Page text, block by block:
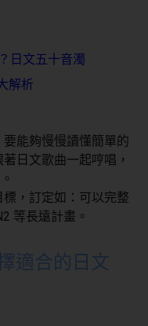
日文五十音濁
解析
能夠慢慢讀懂簡單的
日文歌曲一起哼唱，
，訂定如：可以完整
等長遠計畫。
適合的日文